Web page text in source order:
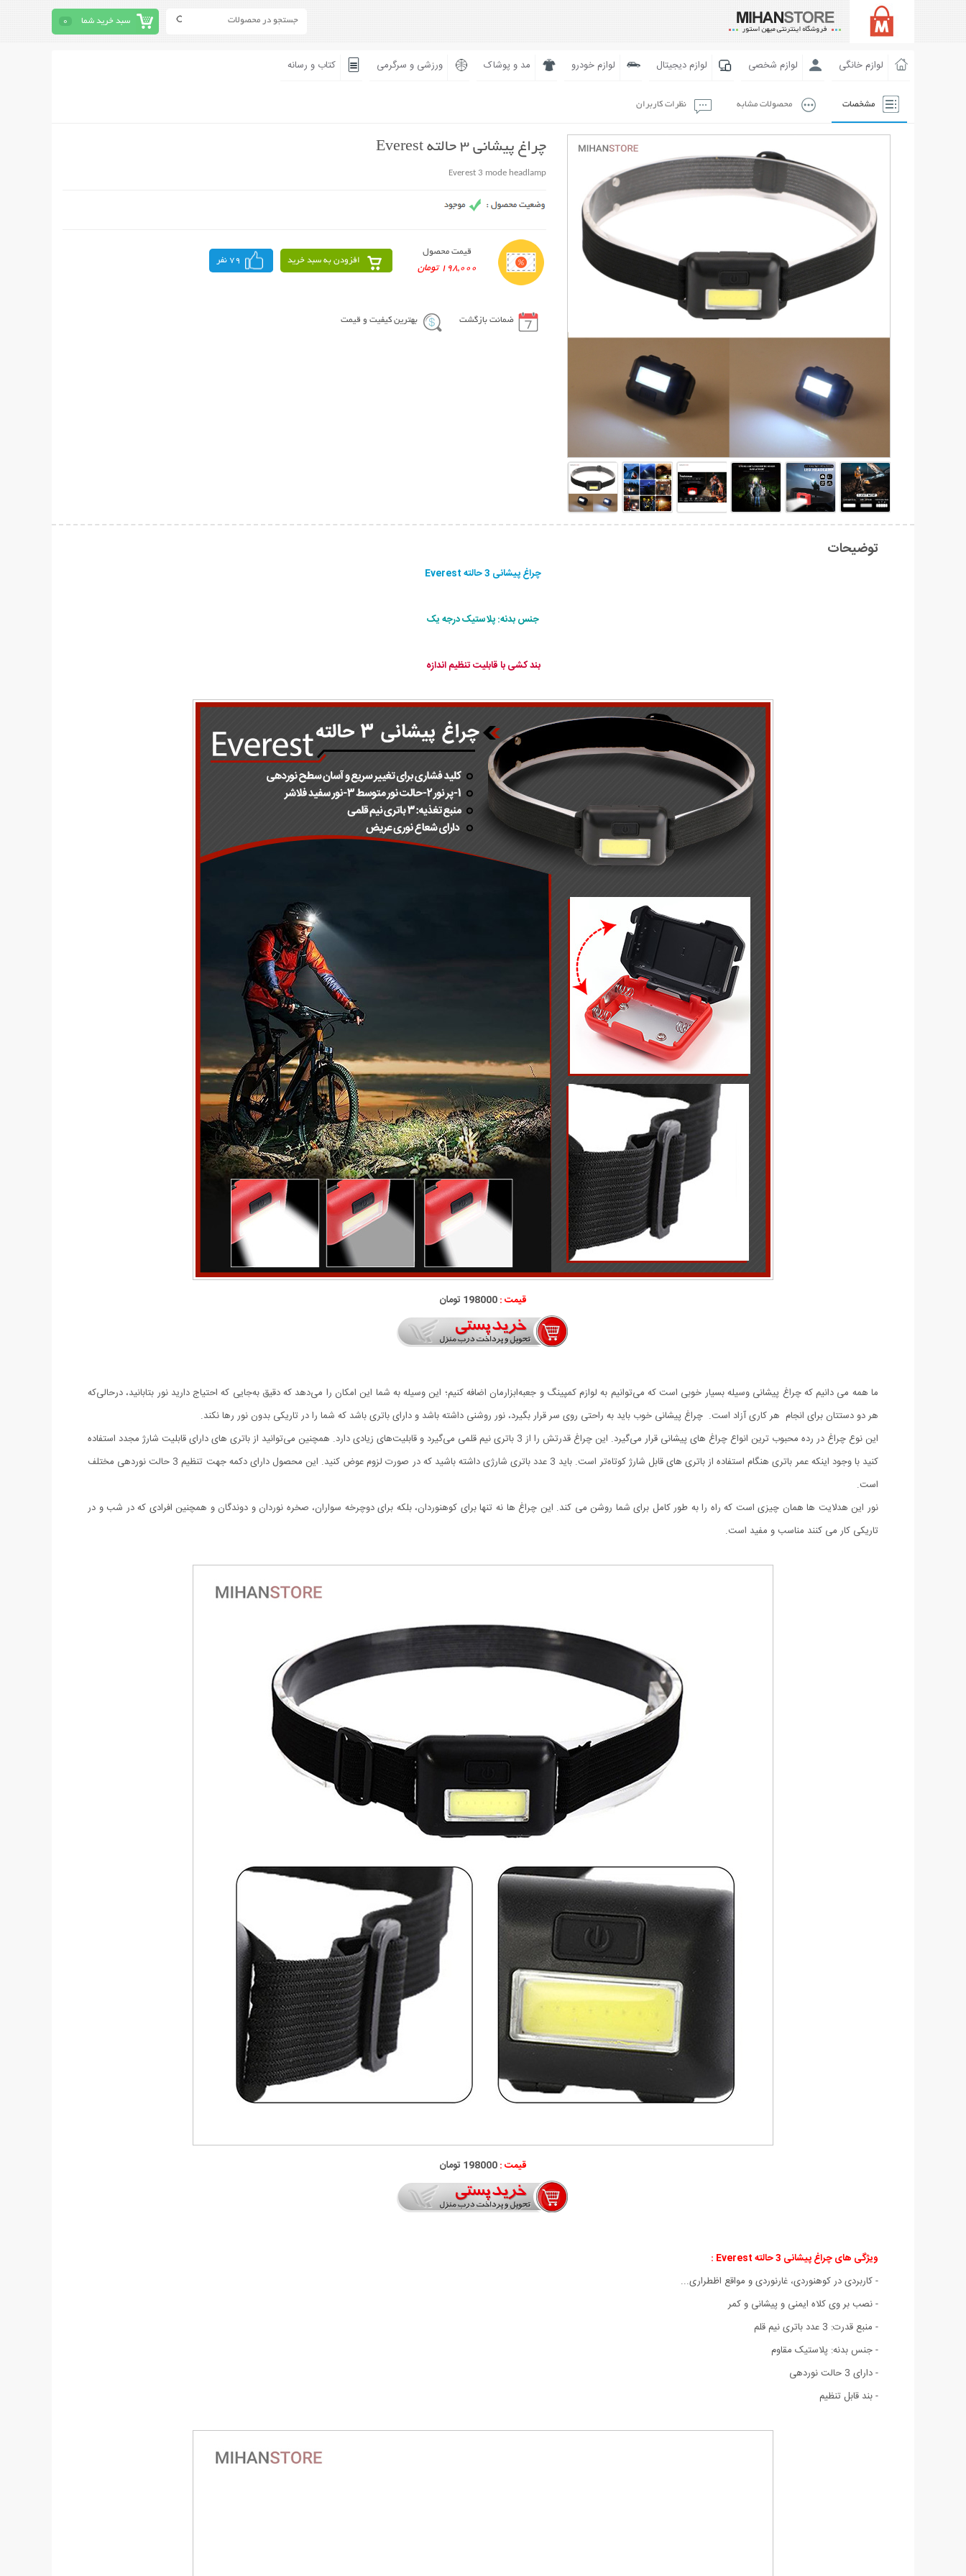
سبد خرید شما 0
لوازم خانگی لوازم شخصی لوازم دیجیتال لوازم خودرو مد و پوشاک ورزشی و سرگرمی کتاب و رسانه
مشخصات محصولات مشابه نظرات کاربران
چراغ پیشانی 3 حالته Everest
Everest 3 mode headlamp
قیمت محصول
198,000 تومان
افزودن به سبد خرید 79 نفر
ضمانت بازگشت بهترین کیفیت و قیمت
توضیحات
چراغ پیشانی 3 حالته Everest
جنس بدنه: پلاستیک درجه یک
بند کشی با قابلیت تنظیم اندازه
قیمت :198000 تومان
ما همه می دانیم که چراغ پیشانی وسیله بسیار خوبی است که می‌توانیم به لوازم کمپینگ و جعبه‌ابزارمان اضافه کنیم؛ این وسیله به شما این امکان را می‌دهد که دقیق به‌جایی که احتیاج دارید نور بتابانید، درحالی‌که
هر دو دستتان برای انجام هر کاری آزاد است. چراغ پیشانی خوب باید به راحتی روی سر قرار بگیرد، نور روشنی داشته باشد و دارای باتری باشد که شما را در تاریکی بدون نور رها نکند.
این نوع چراغ در رده محبوب ترین انواع چراغ های پیشانی قرار می‌گیرد. این چراغ قدرتش را از 3 باتری نیم قلمی می‌گیرد و قابلیت‌های زیادی دارد. همچنین می‌توانید از باتری های دارای قابلیت شارژ مجدد استفاده
کنید با وجود اینکه عمر باتری هنگام استفاده از باتری های قابل شارژ کوتاه‌تر است. باید 3 عدد باتری شارژی داشته باشید که در صورت لزوم عوض کنید. این محصول دارای دکمه جهت تنظیم 3 حالت نوردهی مختلف
است.
نور این هدلایت ها همان چیزی است که راه را به طور کامل برای شما روشن می کند. این چراغ ها نه تنها برای کوهنوردان، بلکه برای دوچرخه سواران، صخره نوردان و دوندگان و همچنین افرادی که در شب و در
تاریکی کار می کنند مناسب و مفید است.
قیمت :198000 تومان
ویژگی های چراغ پیشانی 3 حالته Everest
:
- کاربردی در کوهنوردی، غارنوردی و مواقع اظطراری...
- نصب بر وی کلاه ایمنی و پیشانی و کمر
- منبع قدرت: 3 عدد باتری نیم قلم
- جنس بدنه: پلاستیک مقاوم
- دارای 3 حالت نوردهی
- بند قابل تنظيم